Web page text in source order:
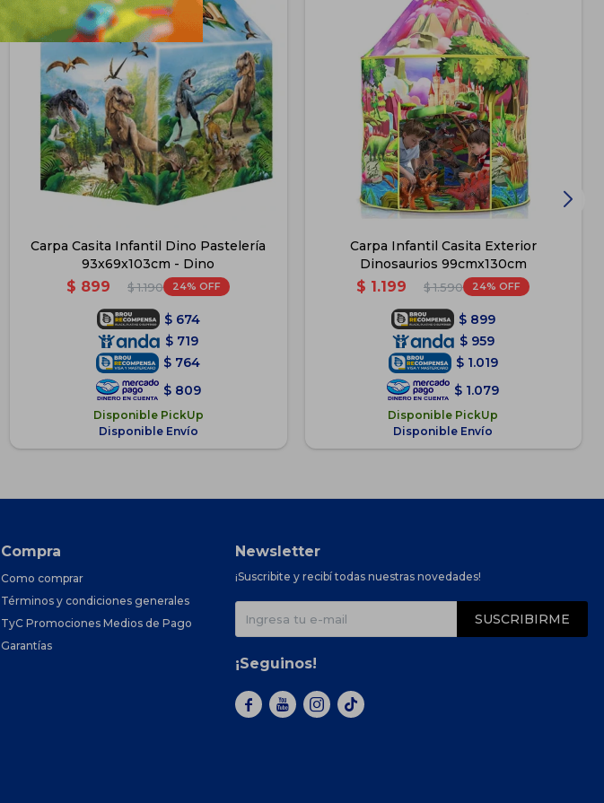
Carpa Casita Infantil Dino Pastelería
93x69x103cm - Dino
$ 899 $ 1.190 24
$ 674
$ 719
$ 764
$ 809
Disponible PickUp
Disponible Envío
Carpa Infantil Casita Exterior
Dinosaurios 99cmx130cm
$ 1.199 $ 1.590 24
$ 899
$ 959
$ 1.019
$ 1.079
Disponible PickUp
Disponible Envío
Compra
Como comprar
Términos y condiciones generales
TyC Promociones Medios de Pago
Garantías
Newsletter
¡Suscribite y recibí todas nuestras novedades!
SUSCRIBIRME
¡Seguinos!
  